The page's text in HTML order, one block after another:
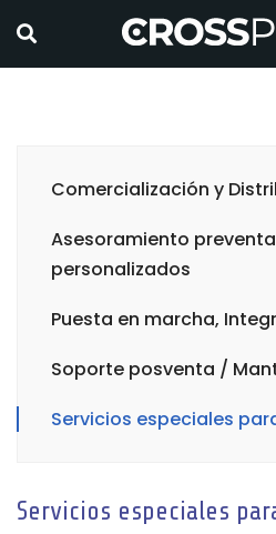
Comercialización y
Asesoramiento
personalizados
Puesta en marcha,
Soporte posventa /
Servicios especiales
Servicios especiales